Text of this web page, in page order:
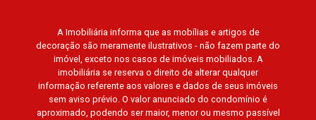
A Imobiliária informa que as mobílias e artigos de
decoração são meramente ilustrativos - não fazem parte do
imóvel, exceto nos casos de imóveis mobiliados. A
imobiliária se reserva o direito de alterar qualquer
informação referente aos valores e dados de seus imóveis
sem aviso prévio. O valor anunciado do condomínio é
aproximado, podendo ser maior, menor ou mesmo passível